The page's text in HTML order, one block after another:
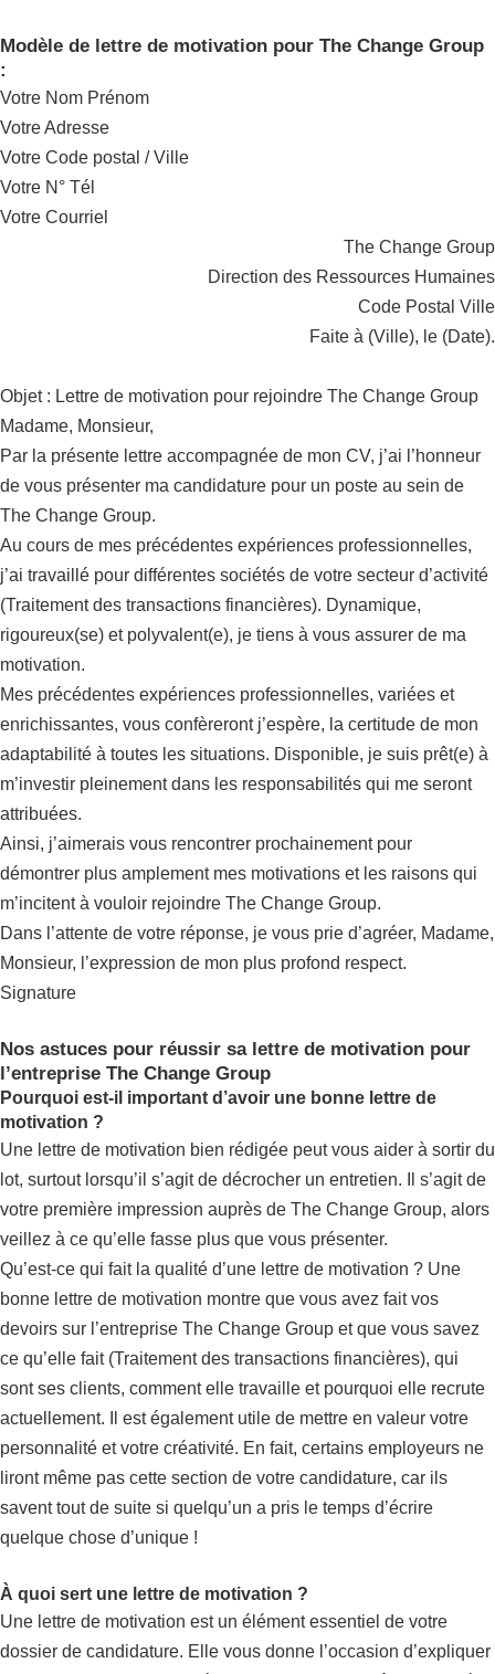
Modèle de lettre de motivation pour The Change Group
:
Votre Nom Prénom
Votre Adresse
Votre Code postal / Ville
Votre N° Tél
Votre Courriel
The Change Group
Direction des Ressources Humaines
Code Postal Ville
Faite à (Ville), le (Date).
Objet : Lettre de motivation pour rejoindre The Change Group
Madame, Monsieur,
Par la présente lettre accompagnée de mon CV, j’ai l’honneur
de vous présenter ma candidature pour un poste au sein de
The Change Group.
Au cours de mes précédentes expériences professionnelles,
j’ai travaillé pour différentes sociétés de votre secteur d’activité
(Traitement des transactions financières). Dynamique,
rigoureux(se) et polyvalent(e), je tiens à vous assurer de ma
motivation.
Mes précédentes expériences professionnelles, variées et
enrichissantes, vous confèreront j’espère, la certitude de mon
adaptabilité à toutes les situations. Disponible, je suis prêt(e) à
m’investir pleinement dans les responsabilités qui me seront
attribuées.
Ainsi, j’aimerais vous rencontrer prochainement pour
démontrer plus amplement mes motivations et les raisons qui
m’incitent à vouloir rejoindre The Change Group.
Dans l’attente de votre réponse, je vous prie d’agréer, Madame,
Monsieur, l’expression de mon plus profond respect.
Signature
Nos astuces pour réussir sa lettre de motivation pour
l’entreprise The Change Group
Pourquoi est-il important d’avoir une bonne lettre de
motivation ?
Une lettre de motivation bien rédigée peut vous aider à sortir du
lot, surtout lorsqu’il s’agit de décrocher un entretien. Il s’agit de
votre première impression auprès de The Change Group, alors
veillez à ce qu’elle fasse plus que vous présenter.
Qu’est-ce qui fait la qualité d’une lettre de motivation ? Une
bonne lettre de motivation montre que vous avez fait vos
devoirs sur l’entreprise The Change Group et que vous savez
ce qu’elle fait (Traitement des transactions financières), qui
sont ses clients, comment elle travaille et pourquoi elle recrute
actuellement. Il est également utile de mettre en valeur votre
personnalité et votre créativité. En fait, certains employeurs ne
liront même pas cette section de votre candidature, car ils
savent tout de suite si quelqu’un a pris le temps d’écrire
quelque chose d’unique !
À quoi sert une lettre de motivation ?
Une lettre de motivation est un élément essentiel de votre
dossier de candidature. Elle vous donne l’occasion d’expliquer